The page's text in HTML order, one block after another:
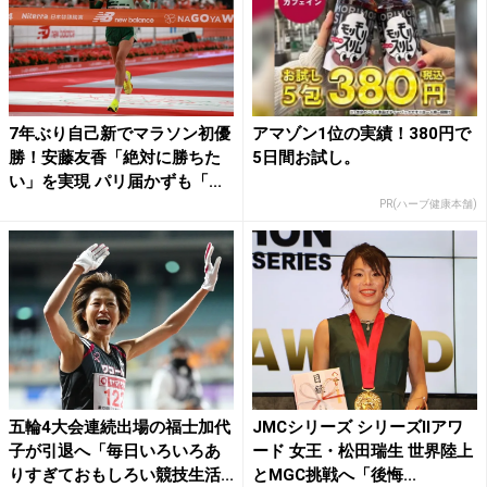
7年ぶり自己新でマラソン初優
勝！安藤友香「絶対に勝ちた
い」を実現 パリ届かずも「...
アマゾン1位の実績！380円で
5日間お試し。
PR(ハーブ健康本舗)
五輪4大会連続出場の福士加代
子が引退へ「毎日いろいろあ
りすぎておもしろい競技生活...
JMCシリーズ シリーズⅡアワ
ード 女王・松田瑞生 世界陸上
とMGC挑戦へ「後悔...